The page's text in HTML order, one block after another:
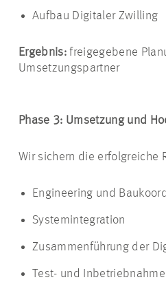
Aufbau Digitaler Zwilling
Ergebnis:freigegebene
Umsetzungspartner
Phase 3: Umsetzung und
Wir sichern die erfolgreiche
Engineering und
Systemintegration
Zusammenführung der
Test- und